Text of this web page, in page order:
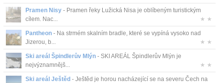
Pramen Nisy - Pramen řeky Lužická Nisa je oblíbeným turistickým
cílem. Nac...
★ ★
Pantheon - Na strmém skalním bradle, které se vypíná vysoko nad
Jizerou, b...
★ ★
Ski areál Špindlerův Mlýn - SKI AREÁL Špindlerův Mlýn je
nejvýznamnějš...
★ ★
Ski areál Ještěd - Ještěd je horou nacházející se na severu Čech na